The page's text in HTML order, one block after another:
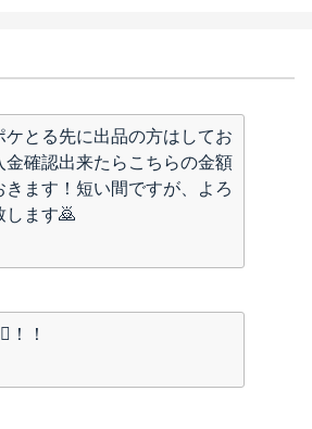
ケとる先に出品の方はしてお
金確認出来たらこちらの金額
きます！短い間ですが、よろ
します🙇
！！